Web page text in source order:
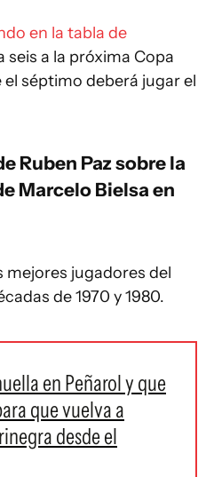
en la tabla de
seis a la próxima Copa
séptimo deberá jugar el
Ruben Paz sobre la
Marcelo Bielsa en
mejores jugadores del
de 1970 y 1980.
en Peñarol y que
que vuelva a
desde el